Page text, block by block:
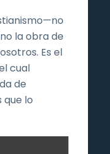
la obra de
Es el
cual
de
que lo